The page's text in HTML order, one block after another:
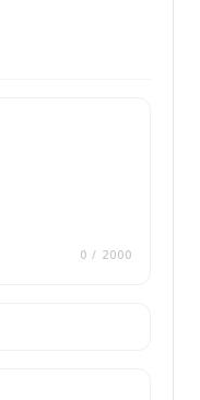
0 / 2000